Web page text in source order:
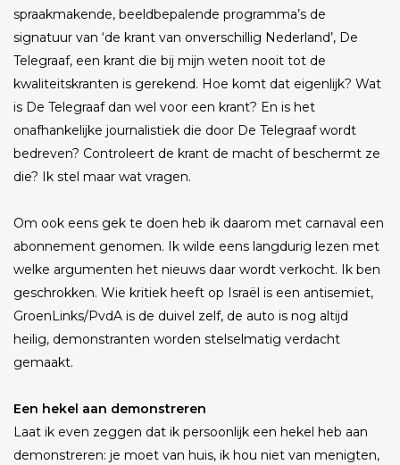
spraakmakende, beeldbepalende programma’s de
signatuur van ‘de krant van onverschillig Nederland’, De
Telegraaf, een krant die bij mijn weten nooit tot de
kwaliteitskranten is gerekend. Hoe komt dat eigenlijk? Wat
is De Telegraaf dan wel voor een krant? En is het
onafhankelijke journalistiek die door De Telegraaf wordt
bedreven? Controleert de krant de macht of beschermt ze
die? Ik stel maar wat vragen.
Om ook eens gek te doen heb ik daarom met carnaval een
abonnement genomen. Ik wilde eens langdurig lezen met
welke argumenten het nieuws daar wordt verkocht. Ik ben
geschrokken. Wie kritiek heeft op Israël is een antisemiet,
GroenLinks/PvdA is de duivel zelf, de auto is nog altijd
heilig, demonstranten worden stelselmatig verdacht
gemaakt.
Een hekel aan demonstreren
Laat ik even zeggen dat ik persoonlijk een hekel heb aan
demonstreren: je moet van huis, ik hou niet van menigten,